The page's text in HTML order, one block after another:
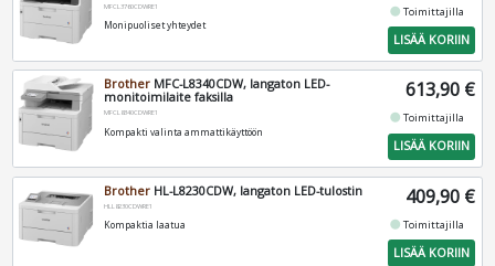
MFCL3760CDWRE1
Monipuoliset yhteydet
fiber_manual_recordToimittajilla
LISÄÄ KORIIN
Brother MFC-L8340CDW, langaton LED-
monitoimilaite faksilla
MFCL8340CDWRE1
Kompakti valinta ammattikäyttöön
613,90 €
fiber_manual_recordToimittajilla
LISÄÄ KORIIN
Brother HL-L8230CDW, langaton LED-tulostin
HLL8230CDWRE1
Kompaktia laatua
409,90 €
fiber_manual_recordToimittajilla
LISÄÄ KORIIN